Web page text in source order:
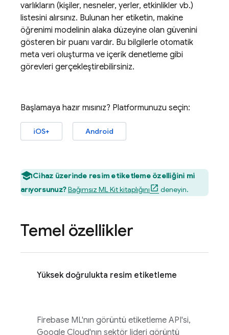
varlıkların (kişiler, nesneler, yerler, etkinlikler vb.)
listesini alırsınız. Bulunan her etiketin, makine
öğrenimi modelinin alaka düzeyine olan güvenini
gösteren bir puanı vardır. Bu bilgilerle otomatik
meta veri oluşturma ve içerik denetleme gibi
görevleri gerçekleştirebilirsiniz.
Başlamaya hazır mısınız? Platformunuzu seçin:
iOS+ Android
Cihaz üzerinde resim etiketleme özelliğini mi
arıyorsunuz?Bağımsız ML Kit kitaplığını deneyin.
Temel özellikler
Yüksek doğrulukta resim etiketleme
Firebase ML'nın görüntü etiketleme API'si,
Google Cloud'nın sektör lideri görüntü